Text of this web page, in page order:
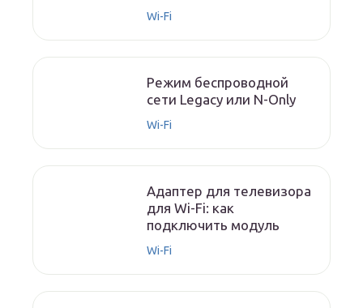
Wi-Fi
Режим беспроводной
сети Legacy или N-Only
Wi-Fi
Адаптер для телевизора
для Wi-Fi: как
подключить модуль
Wi-Fi